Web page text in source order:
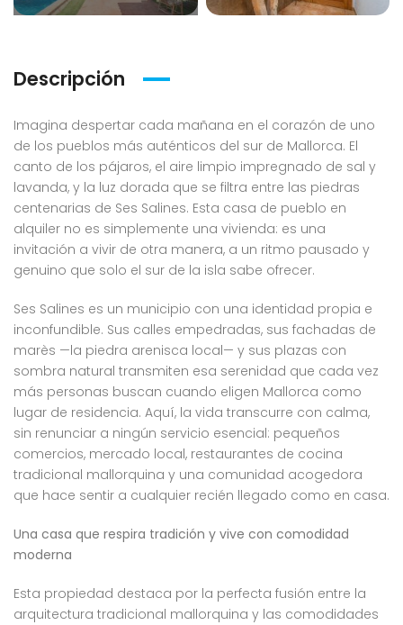
Descripción
Imagina despertar cada mañana en el corazón de uno
de los pueblos más auténticos del sur de Mallorca. El
canto de los pájaros, el aire limpio impregnado de sal y
lavanda, y la luz dorada que se filtra entre las piedras
centenarias de Ses Salines. Esta casa de pueblo en
alquiler no es simplemente una vivienda: es una
invitación a vivir de otra manera, a un ritmo pausado y
genuino que solo el sur de la isla sabe ofrecer.
Ses Salines es un municipio con una identidad propia e
inconfundible. Sus calles empedradas, sus fachadas de
marès —la piedra arenisca local— y sus plazas con
sombra natural transmiten esa serenidad que cada vez
más personas buscan cuando eligen Mallorca como
lugar de residencia. Aquí, la vida transcurre con calma,
sin renunciar a ningún servicio esencial: pequeños
comercios, mercado local, restaurantes de cocina
tradicional mallorquina y una comunidad acogedora
que hace sentir a cualquier recién llegado como en casa.
Una casa que respira tradición y vive con comodidad
moderna
Esta propiedad destaca por la perfecta fusión entre la
arquitectura tradicional mallorquina y las comodidades